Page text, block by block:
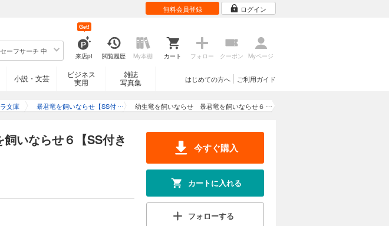
無料会員登録 ログイン
セーフサーチ 中
来店pt
Get!
閲覧履歴 My本棚 カート フォロー クーポン Myページ
小説・文芸
ビジネス
実用
雑誌
写真集
ご利用ガイド
はじめての方へ
文庫
暴君竜を飼いならせ【SS付
幼生竜を飼いならせ 暴君竜を飼いならせ６
いならせ６【SS付き
今すぐ購入
カートに入れる
フォローする